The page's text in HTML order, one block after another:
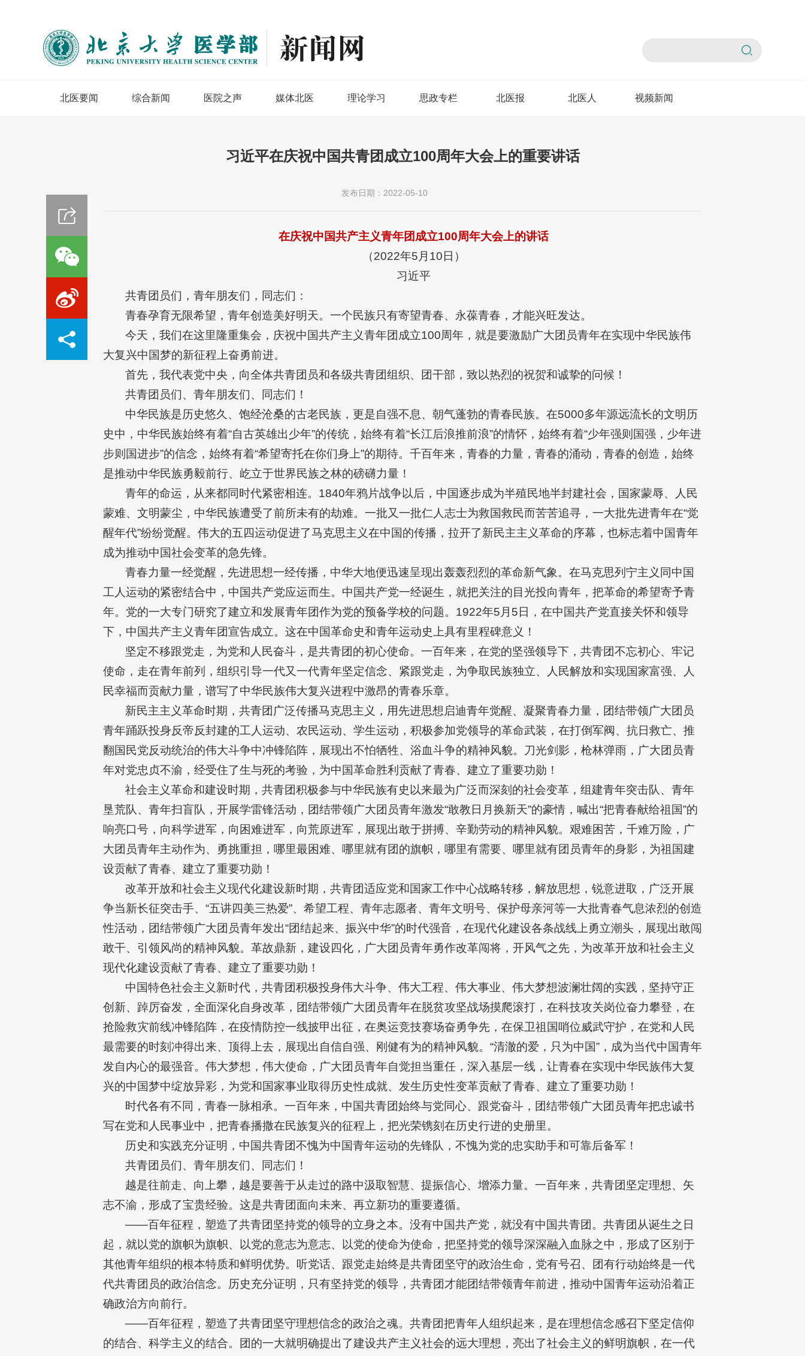
北医要闻 综合新闻 医院之声 媒体北医 理论学习 思政专栏 北医报 北医人 视频新闻
习近平在庆祝中国共青团成立100周年大会上的重要讲话
发布日期：2022-05-10
在庆祝中国共产主义青年团成立100周年大会上的讲话
（2022年5月10日）
习近平
共青团员们，青年朋友们，同志们：
青春孕育无限希望，青年创造美好明天。一个民族只有寄望青春、永葆青春，才能兴旺发达。
今天，我们在这里隆重集会，庆祝中国共产主义青年团成立100周年，就是要激励广大团员青年在实现中华民族伟
大复兴中国梦的新征程上奋勇前进。
首先，我代表党中央，向全体共青团员和各级共青团组织、团干部，致以热烈的祝贺和诚挚的问候！
共青团员们、青年朋友们、同志们！
中华民族是历史悠久、饱经沧桑的古老民族，更是自强不息、朝气蓬勃的青春民族。在5000多年源远流长的文明历
史中，中华民族始终有着“自古英雄出少年”的传统，始终有着“长江后浪推前浪”的情怀，始终有着“少年强则国强，少年进
步则国进步”的信念，始终有着“希望寄托在你们身上”的期待。千百年来，青春的力量，青春的涌动，青春的创造，始终
是推动中华民族勇毅前行、屹立于世界民族之林的磅礴力量！
青年的命运，从来都同时代紧密相连。1840年鸦片战争以后，中国逐步成为半殖民地半封建社会，国家蒙辱、人民
蒙难、文明蒙尘，中华民族遭受了前所未有的劫难。一批又一批仁人志士为救国救民而苦苦追寻，一大批先进青年在“觉
醒年代”纷纷觉醒。伟大的五四运动促进了马克思主义在中国的传播，拉开了新民主主义革命的序幕，也标志着中国青年
成为推动中国社会变革的急先锋。
青春力量一经觉醒，先进思想一经传播，中华大地便迅速呈现出轰轰烈烈的革命新气象。在马克思列宁主义同中国
工人运动的紧密结合中，中国共产党应运而生。中国共产党一经诞生，就把关注的目光投向青年，把革命的希望寄予青
年。党的一大专门研究了建立和发展青年团作为党的预备学校的问题。1922年5月5日，在中国共产党直接关怀和领导
下，中国共产主义青年团宣告成立。这在中国革命史和青年运动史上具有里程碑意义！
坚定不移跟党走，为党和人民奋斗，是共青团的初心使命。一百年来，在党的坚强领导下，共青团不忘初心、牢记
使命，走在青年前列，组织引导一代又一代青年坚定信念、紧跟党走，为争取民族独立、人民解放和实现国家富强、人
民幸福而贡献力量，谱写了中华民族伟大复兴进程中激昂的青春乐章。
新民主主义革命时期，共青团广泛传播马克思主义，用先进思想启迪青年觉醒、凝聚青春力量，团结带领广大团员
青年踊跃投身反帝反封建的工人运动、农民运动、学生运动，积极参加党领导的革命武装，在打倒军阀、抗日救亡、推
翻国民党反动统治的伟大斗争中冲锋陷阵，展现出不怕牺牲、浴血斗争的精神风貌。刀光剑影，枪林弹雨，广大团员青
年对党忠贞不渝，经受住了生与死的考验，为中国革命胜利贡献了青春、建立了重要功勋！
社会主义革命和建设时期，共青团积极参与中华民族有史以来最为广泛而深刻的社会变革，组建青年突击队、青年
垦荒队、青年扫盲队，开展学雷锋活动，团结带领广大团员青年激发“敢教日月换新天”的豪情，喊出“把青春献给祖国”的
响亮口号，向科学进军，向困难进军，向荒原进军，展现出敢于拼搏、辛勤劳动的精神风貌。艰难困苦，千难万险，广
大团员青年主动作为、勇挑重担，哪里最困难、哪里就有团的旗帜，哪里有需要、哪里就有团员青年的身影，为祖国建
设贡献了青春、建立了重要功勋！
改革开放和社会主义现代化建设新时期，共青团适应党和国家工作中心战略转移，解放思想，锐意进取，广泛开展
争当新长征突击手、“五讲四美三热爱”、希望工程、青年志愿者、青年文明号、保护母亲河等一大批青春气息浓烈的创造
性活动，团结带领广大团员青年发出“团结起来、振兴中华”的时代强音，在现代化建设各条战线上勇立潮头，展现出敢闯
敢干、引领风尚的精神风貌。革故鼎新，建设四化，广大团员青年勇作改革闯将，开风气之先，为改革开放和社会主义
现代化建设贡献了青春、建立了重要功勋！
中国特色社会主义新时代，共青团积极投身伟大斗争、伟大工程、伟大事业、伟大梦想波澜壮阔的实践，坚持守正
创新、踔厉奋发，全面深化自身改革，团结带领广大团员青年在脱贫攻坚战场摸爬滚打，在科技攻关岗位奋力攀登，在
抢险救灾前线冲锋陷阵，在疫情防控一线披甲出征，在奥运竞技赛场奋勇争先，在保卫祖国哨位威武守护，在党和人民
最需要的时刻冲得出来、顶得上去，展现出自信自强、刚健有为的精神风貌。“清澈的爱，只为中国”，成为当代中国青年
发自内心的最强音。伟大梦想，伟大使命，广大团员青年自觉担当重任，深入基层一线，让青春在实现中华民族伟大复
兴的中国梦中绽放异彩，为党和国家事业取得历史性成就、发生历史性变革贡献了青春、建立了重要功勋！
时代各有不同，青春一脉相承。一百年来，中国共青团始终与党同心、跟党奋斗，团结带领广大团员青年把忠诚书
写在党和人民事业中，把青春播撒在民族复兴的征程上，把光荣镌刻在历史行进的史册里。
历史和实践充分证明，中国共青团不愧为中国青年运动的先锋队，不愧为党的忠实助手和可靠后备军！
共青团员们、青年朋友们、同志们！
越是往前走、向上攀，越是要善于从走过的路中汲取智慧、提振信心、增添力量。一百年来，共青团坚定理想、矢
志不渝，形成了宝贵经验。这是共青团面向未来、再立新功的重要遵循。
——百年征程，塑造了共青团坚持党的领导的立身之本。没有中国共产党，就没有中国共青团。共青团从诞生之日
起，就以党的旗帜为旗帜、以党的意志为意志、以党的使命为使命，把坚持党的领导深深融入血脉之中，形成了区别于
其他青年组织的根本特质和鲜明优势。听党话、跟党走始终是共青团坚守的政治生命，党有号召、团有行动始终是一代
代共青团员的政治信念。历史充分证明，只有坚持党的领导，共青团才能团结带领青年前进，推动中国青年运动沿着正
确政治方向前行。
——百年征程，塑造了共青团坚守理想信念的政治之魂。共青团把青年人组织起来，是在理想信念感召下坚定信仰
的结合、科学主义的结合。团的一大就明确提出了建设共产主义社会的远大理想，亮出了社会主义的鲜明旗帜，在一代